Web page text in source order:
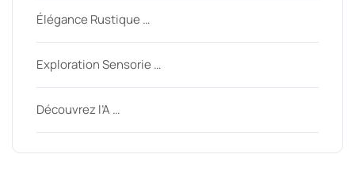
Élégance Rustique …
Exploration Sensorie …
Découvrez l’A …